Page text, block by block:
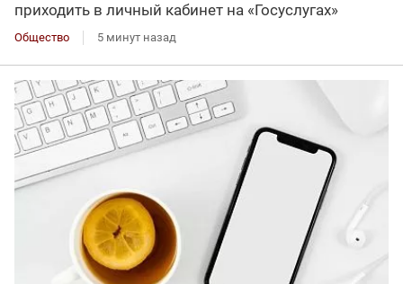
приходить в личный кабинет на «Госуслугах»
Общество 5 минут назад